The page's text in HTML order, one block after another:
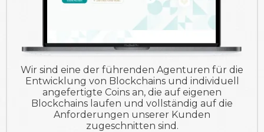
Wir sind eine der führenden Agenturen für die
Entwicklung von Blockchains und individuell
angefertigte Coins an, die auf eigenen
Blockchains laufen und vollständig auf die
Anforderungen unserer Kunden
zugeschnitten sind.